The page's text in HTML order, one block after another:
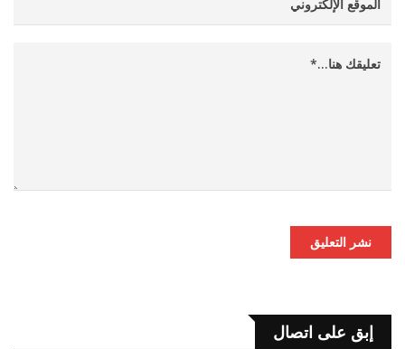
نشر التعليق
إبق على اتصال